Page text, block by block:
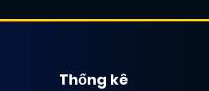
Thống kê